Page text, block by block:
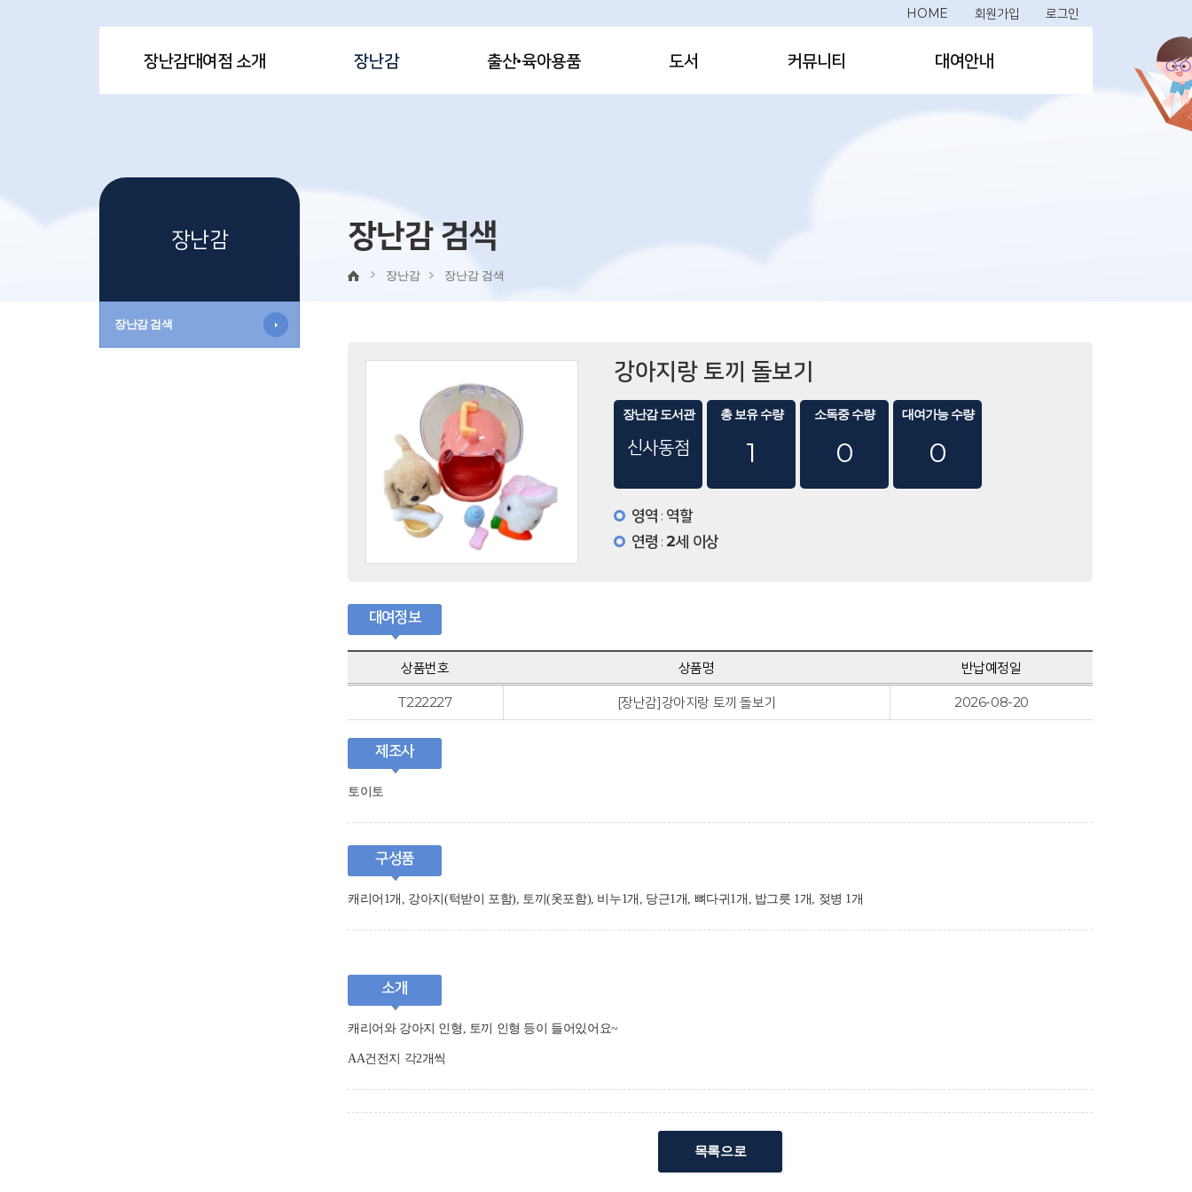
HOME 회원가입 로그인
장난감대여점 소개 장난감 출산·육아용품 도서 커뮤니티 대여안내
장난감
장난감 검색
장난감 검색
장난감 장난감 검색
강아지랑 토끼 돌보기
장난감 도서관
신사동점
총 보유 수량
1
소독중 수량
0
대여가능 수량
0
영역 : 역할
연령 :2세 이상
대여정보
상품번호 상품명 반납예정일
T222227 [장난감]강아지랑 토끼 돌보기 2026-08-20
제조사
토이토
구성품
캐리어1개, 강아지(턱받이 포함), 토끼(옷포함), 비누1개, 당근1개, 뼈다귀1개, 밥그릇 1개, 젖병 1개
소개
캐리어와 강아지 인형, 토끼 인형 등이 들어있어요~
AA건전지 각2개씩
목록으로